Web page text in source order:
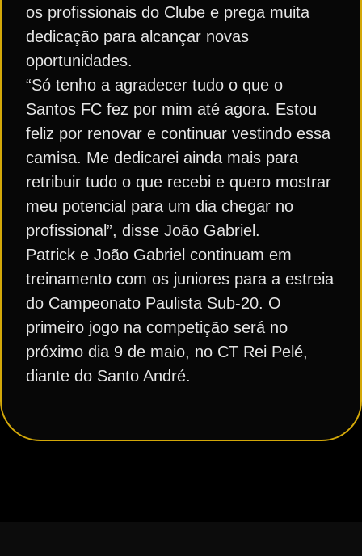
os profissionais do Clube e prega muita
dedicação para alcançar novas
oportunidades.
“Só tenho a agradecer tudo o que o
Santos FC fez por mim até agora. Estou
feliz por renovar e continuar vestindo essa
camisa. Me dedicarei ainda mais para
retribuir tudo o que recebi e quero mostrar
meu potencial para um dia chegar no
profissional”, disse João Gabriel.
Patrick e João Gabriel continuam em
treinamento com os juniores para a estreia
do Campeonato Paulista Sub-20. O
primeiro jogo na competição será no
próximo dia 9 de maio, no CT Rei Pelé,
diante do Santo André.